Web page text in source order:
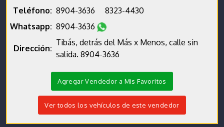
Teléfono: 8904-3636
8323-4430
Whatsapp: 8904-3636
Dirección:
Tibás, detrás del Más x Menos, calle sin
salida. 8904-3636
Agregar Vendedor a Mis Favoritos
Ver todos los vehículos de este vendedor